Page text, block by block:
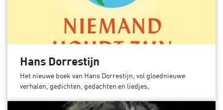
Hans Dorrestijn
Het nieuwe boek van Hans Dorrestijn, vol gloednieuwe
verhalen, gedichten, gedachten en liedjes,